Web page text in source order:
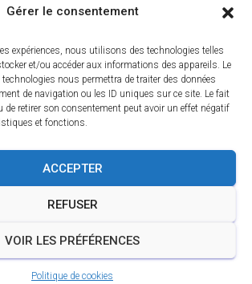
Gérer le consentement
expériences, nous utilisons des technologies telles
et/ou accéder aux informations des appareils. Le
nous permettra de traiter des données
de navigation ou les ID uniques sur ce site. Le fait
de retirer son consentement peut avoir un effet négatif
et fonctions.
ACCEPTER
REFUSER
VOIR LES PRÉFÉRENCES
Politique de cookies
SUIVEZ-NOUS SUR INSTAGRAM